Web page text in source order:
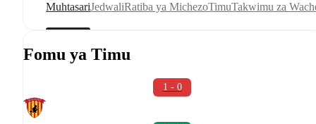
MuhtasariJedwaliRatiba ya MichezoTimuTakwimu za
Fomu ya Timu
1 - 0